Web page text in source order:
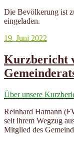
Die Bevölkerung ist
eingeladen.
Veröffentlicht
19. Juni 2022
Kurzbericht
Über unsere
Reinhard Hamann
seit ihrem Wegzug
Mitglied des